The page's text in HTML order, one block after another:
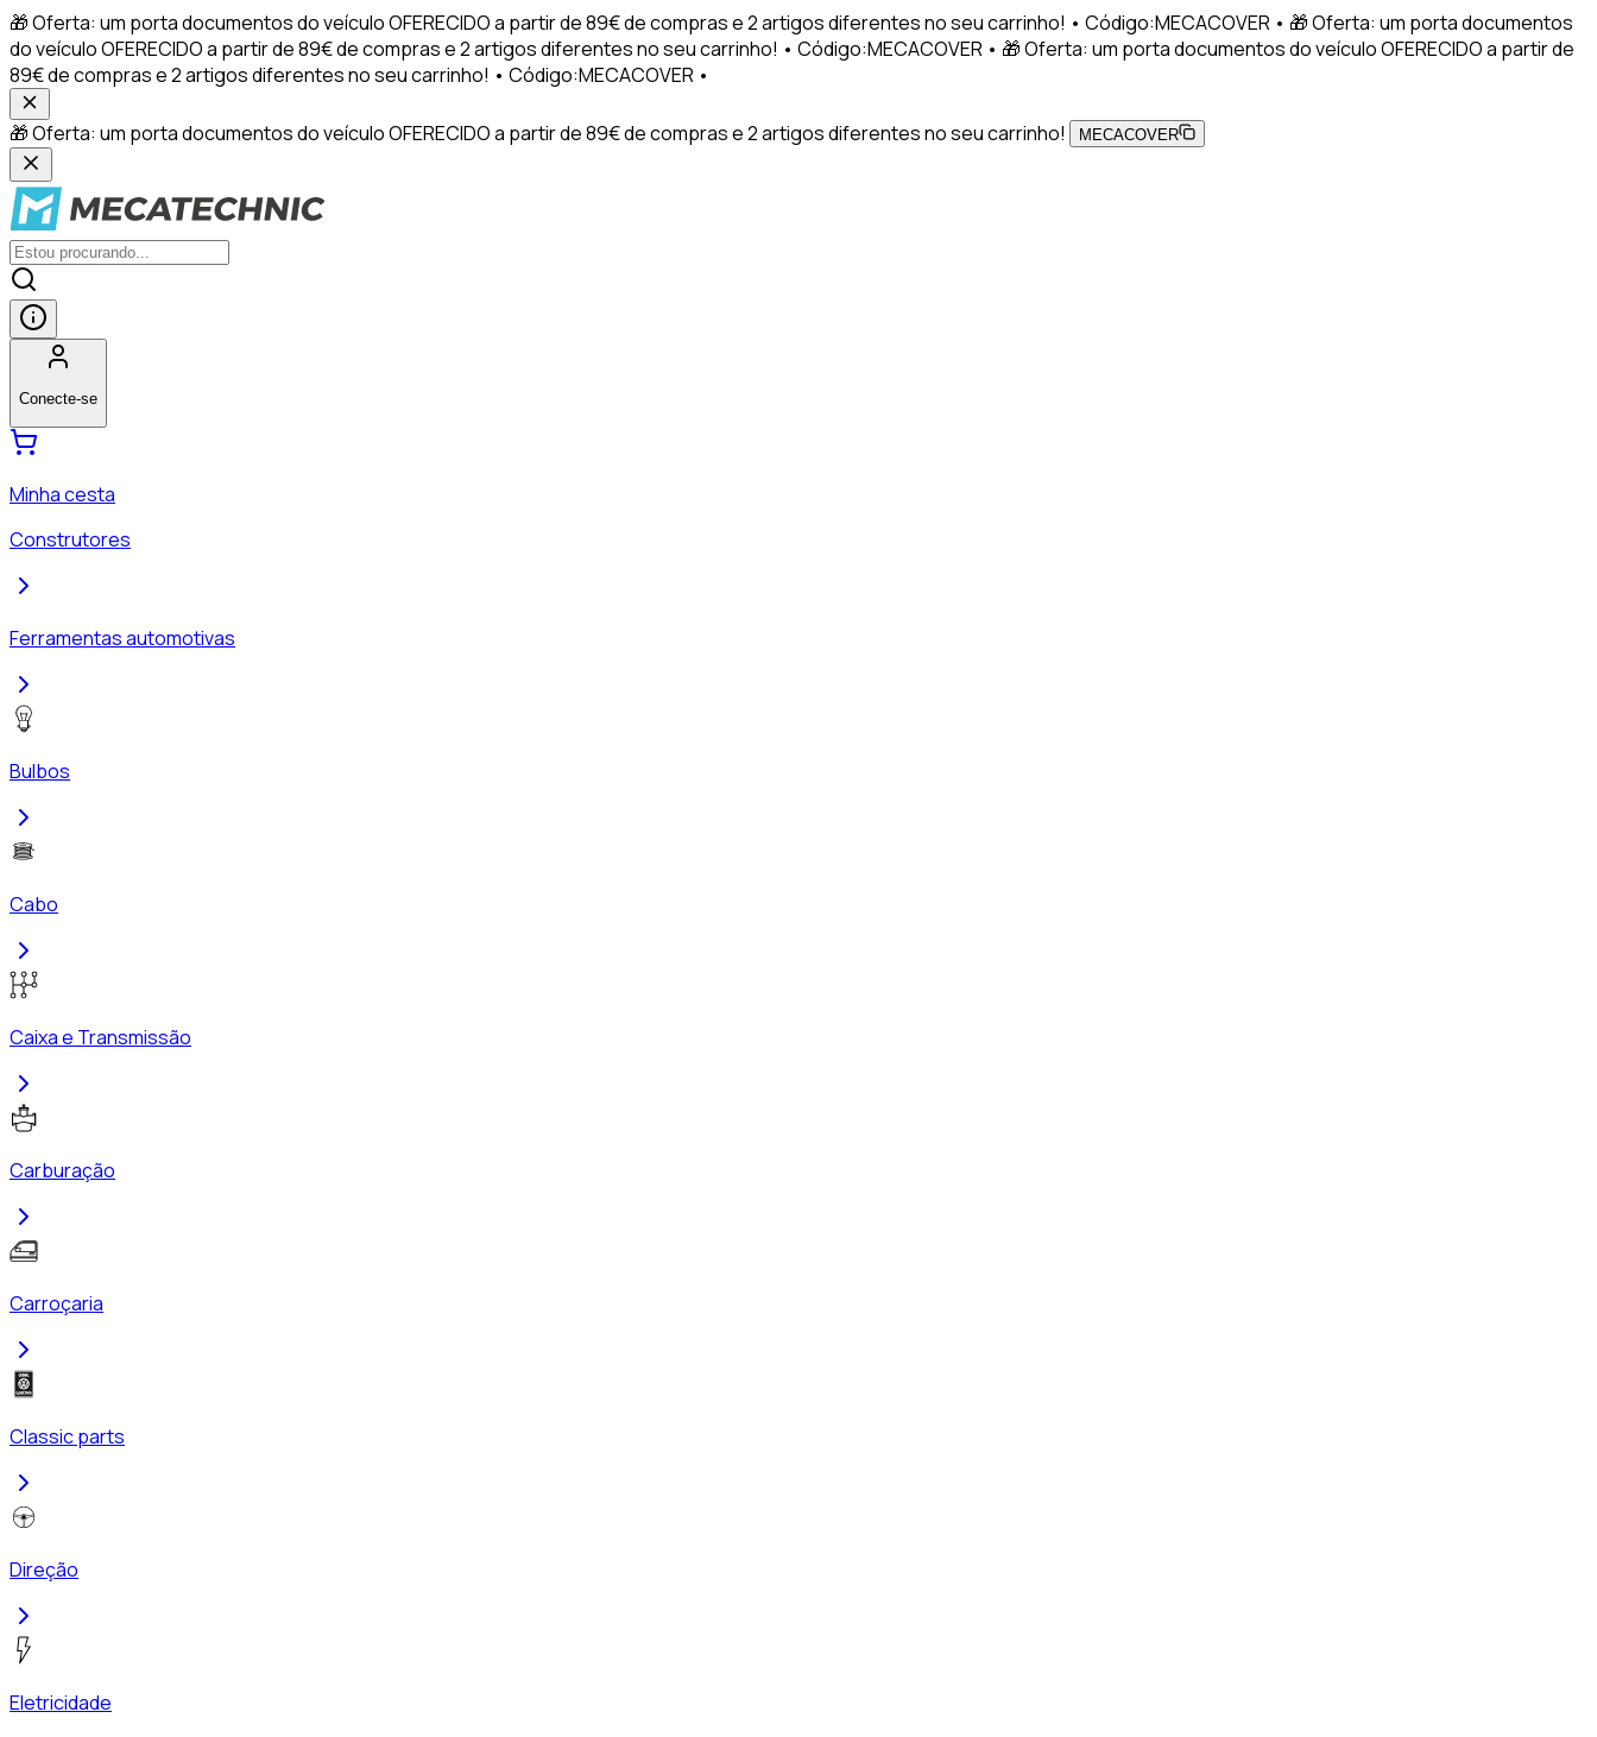
🎁 Oferta: um porta documentos do veículo OFERECIDO a partir de 89€ de compras e 2 artigos diferentes no seu carrinho! • Código:MECACOVER • 🎁 Oferta: um porta documentos
do veículo OFERECIDO a partir de 89€ de compras e 2 artigos diferentes no seu carrinho! • Código:MECACOVER • 🎁 Oferta: um porta documentos do veículo OFERECIDO a partir de
89€ de compras e 2 artigos diferentes no seu carrinho! • Código:MECACOVER •
🎁 Oferta: um porta documentos do veículo OFERECIDO a partir de 89€ de compras e 2 artigos diferentes no seu carrinho! MECACOVER
Conecte-se
Minha cesta
Construtores
Ferramentas automotivas
Bulbos
Cabo
Caixa e Transmissão
Carburação
Carroçaria
Classic parts
Direção
Eletricidade